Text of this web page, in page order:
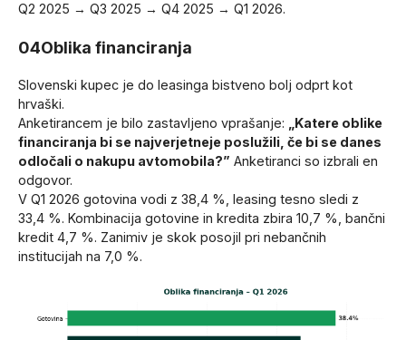
Q2 2025 → Q3 2025 → Q4 2025 → Q1 2026.
04Oblika financiranja
Slovenski kupec je do leasinga bistveno bolj odprt kot
hrvaški.
Anketirancem je bilo zastavljeno vprašanje:
„Katere oblike
financiranja bi se najverjetneje poslužili, če bi se danes
odločali o nakupu avtomobila?” Anketiranci so izbrali en
odgovor.
V Q1 2026 gotovina vodi z 38,4 %, leasing tesno sledi z
33,4 %. Kombinacija gotovine in kredita zbira 10,7 %, bančni
kredit 4,7 %. Zanimiv je skok posojil pri nebančnih
institucijah na 7,0 %.